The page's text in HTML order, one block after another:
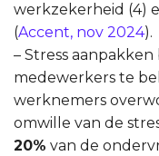
werkzekerheid (4)
(Accent, nov 2024).
– Stress
medewerkers te
werknemers
omwille van de
20% van de